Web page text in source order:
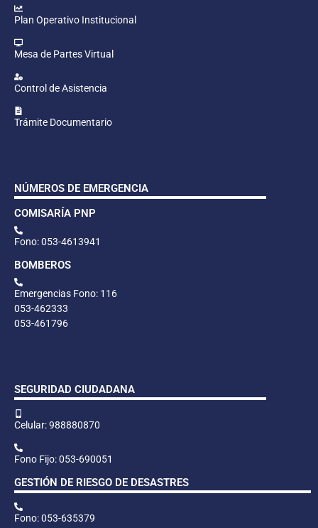
Plan Operativo Institucional
Mesa de Partes Virtual
Control de Asistencia
Trámite Documentario
NÚMEROS DE EMERGENCIA
COMISARÍA PNP
Fono: 053-4613941
BOMBEROS
Emergencias Fono: 116
053-462333
053-461796
SEGURIDAD CIUDADANA
Celular: 988880870
Fono Fijo: 053-690051
GESTIÓN DE RIESGO DE DESASTRES
Fono: 053-635379